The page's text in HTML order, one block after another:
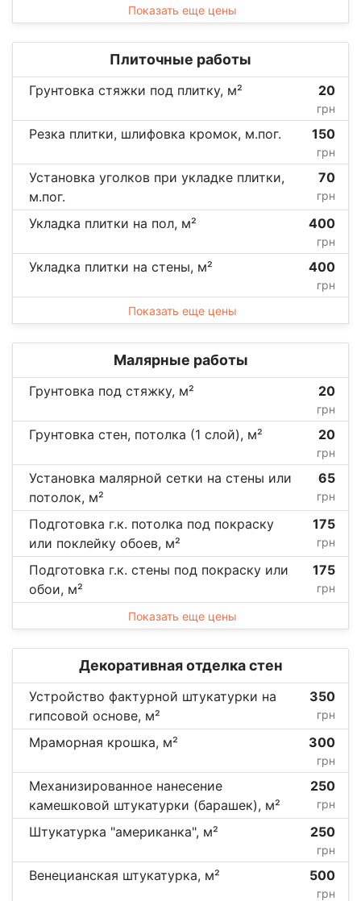
Показать еще цены
Плиточные работы
Грунтовка стяжки под плитку, м² 20
грн
Резка плитки, шлифовка кромок, м.пог. 150
грн
Установка уголков при укладке плитки,
м.пог.
70
грн
Укладка плитки на пол, м² 400
грн
Укладка плитки на стены, м² 400
грн
Показать еще цены
Малярные работы
Грунтовка под стяжку, м² 20
грн
Грунтовка стен, потолка (1 слой), м² 20
грн
Установка малярной сетки на стены или
потолок, м²
65
грн
Подготовка г.к. потолка под покраску
или поклейку обоев, м²
175
грн
Подготовка г.к. стены под покраску или
обои, м²
175
грн
Показать еще цены
Декоративная отделка стен
Устройство фактурной штукатурки на
гипсовой основе, м²
350
грн
Мраморная крошка, м² 300
грн
Механизированное нанесение
камешковой штукатурки (барашек), м²
250
грн
Штукатурка "американка", м² 250
грн
Венецианская штукатурка, м² 500
грн